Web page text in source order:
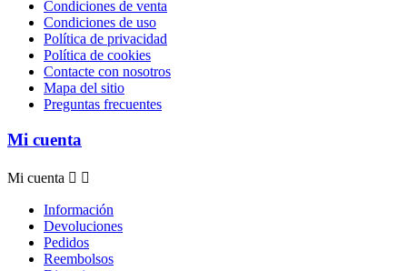
Condiciones de venta
Condiciones de uso
Política de privacidad
Política de cookies
Contacte con nosotros
Mapa del sitio
Preguntas frecuentes
Mi cuenta
Mi cuenta  
Información
Devoluciones
Pedidos
Reembolsos